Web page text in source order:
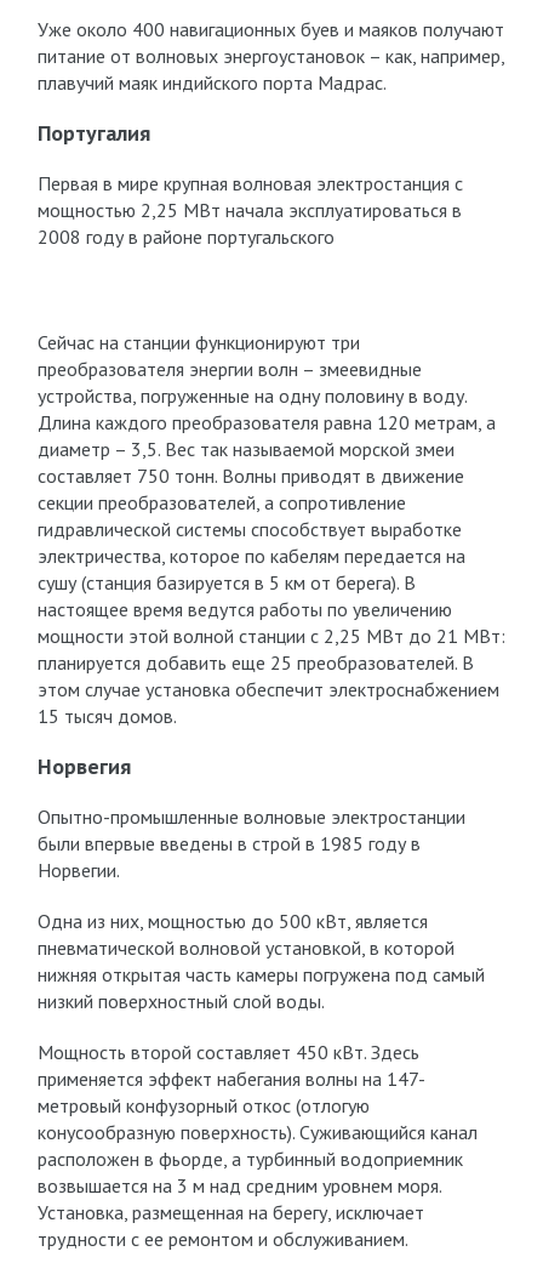
Уже около 400 навигационных буев и маяков получают
питание от волновых энергоустановок – как, например,
плавучий маяк индийского порта Мадрас.
Португалия
Первая в мире крупная волновая электростанция с
мощностью 2,25 МВт начала эксплуатироваться в
2008 году в районе португальского
Сейчас на станции функционируют три
преобразователя энергии волн – змеевидные
устройства, погруженные на одну половину в воду.
Длина каждого преобразователя равна 120 метрам, а
диаметр – 3,5. Вес так называемой морской змеи
составляет 750 тонн. Волны приводят в движение
секции преобразователей, а сопротивление
гидравлической системы способствует выработке
электричества, которое по кабелям передается на
сушу (станция базируется в 5 км от берега). В
настоящее время ведутся работы по увеличению
мощности этой волной станции с 2,25 МВт до 21 МВт:
планируется добавить еще 25 преобразователей. В
этом случае установка обеспечит электроснабжением
15 тысяч домов.
Норвегия
Опытно-промышленные волновые электростанции
были впервые введены в строй в 1985 году в
Норвегии.
Одна из них, мощностью до 500 кВт, является
пневматической волновой установкой, в которой
нижняя открытая часть камеры погружена под самый
низкий поверхностный слой воды.
Мощность второй составляет 450 кВт. Здесь
применяется эффект набегания волны на 147-
метровый конфузорный откос (отлогую
конусообразную поверхность). Суживающийся канал
расположен в фьорде, а турбинный водоприемник
возвышается на 3 м над средним уровнем моря.
Установка, размещенная на берегу, исключает
трудности с ее ремонтом и обслуживанием.